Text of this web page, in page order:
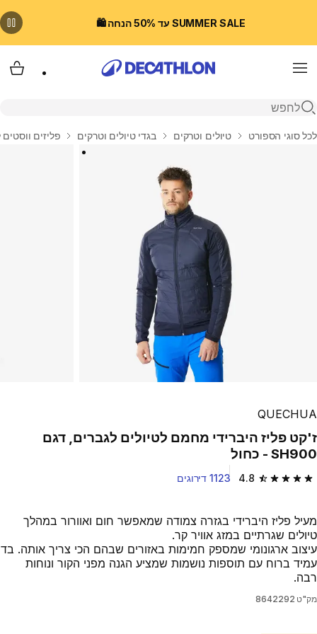
SUMMER SALE עד 50% הנחה 🛍️
Menu
פתיחת חיפוש
בית
לכל סוגי הספורט טיולים וטרקים בגדי טיולים וטרקים פליזים ווסטים
QUECHUA
ז'קט פליז היברידי מחמם לטיולים לגברים, דגם
SH900 - כחול
4.8 4.8 out of 5 stars from 1123 reviews 1123 דירוגים
מעיל פליז היברידי בגזרה צמודה שמאפשר חום ואוורור במהלך
טיולים שגרתיים במזג אוויר קר.
עיצוב ארגונומי שמספק חמימות באזורים שבהם הכי צריך אותה. בד
עמיד ברוח עם תוספות נושמות שמציע הגנה מפני הקור ונוחות
רבה.
מק"ט 8642292